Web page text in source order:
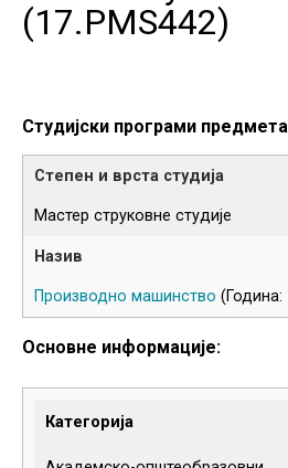
(17.PMS442)
Студијски програми
Мастер струковне студије
Производно машинство (Година:
Основне информације:
Категорија